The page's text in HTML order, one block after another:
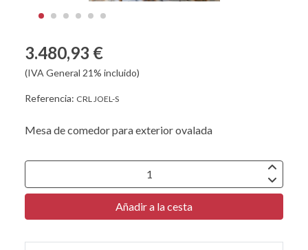
3.480,93 €
(IVA General 21% incluido)
Referencia: CRL JOEL-S
Mesa de comedor para exterior ovalada
Añadir a la cesta